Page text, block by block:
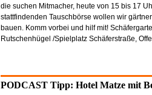
die suchen Mitmacher, heute von 15 bis 17
stattfindenden Tauschbörse wollen wir
bauen. Komm vorbei und hilf mit!
Rutschenhügel /Spielplatz Schäferstraße,
PODCAST Tipp: Hotel Matze mit